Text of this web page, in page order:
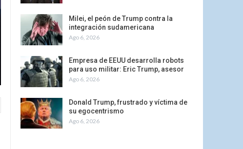
Milei, el peón de Trump contra la
integración sudamericana
Ago 6, 2026
Empresa de EEUU desarrolla robots
para uso militar: Eric Trump, asesor
Ago 6, 2026
Donald Trump, frustrado y víctima de
su egocentrismo
Ago 6, 2026